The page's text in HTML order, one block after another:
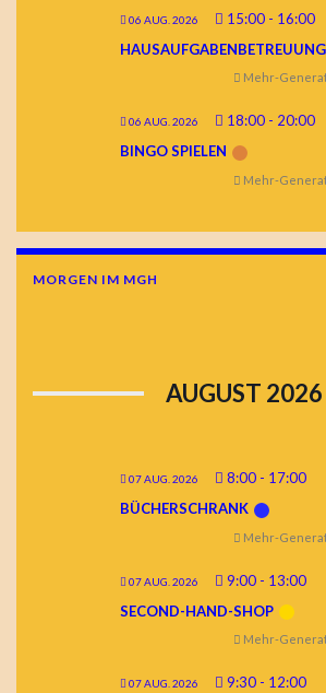
06 AUG. 2026 15:00 - 16:00
HAUSAUFGABENBETREUUNG
Mehr-
06 AUG. 2026 18:00 - 20:00
BINGO SPIELEN
Mehr-
MORGEN IM MGH
AUGUST 2026
07 AUG. 2026 8:00 - 17:00
BÜCHERSCHRANK
Mehr-
07 AUG. 2026 9:00 - 13:00
SECOND-HAND-SHOP
Mehr-
07 AUG. 2026 9:30 - 12:00